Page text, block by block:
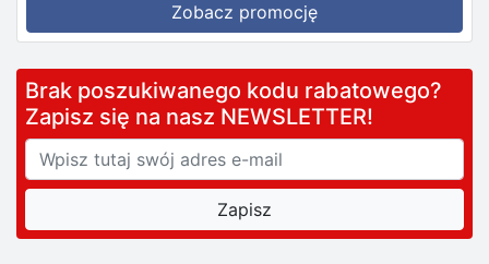
Zobacz promocję
Brak poszukiwanego kodu rabatowego?
Zapisz się na nasz NEWSLETTER!